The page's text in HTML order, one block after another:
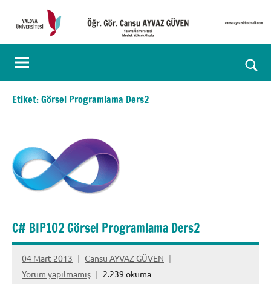
Öğr.
Gör.
Cansu
GÜVEN
Web
Sayfası
Etiket:Görsel Programlama Ders2
C# BIP102 Görsel Programlama Ders2
04 Mart 2013
Cansu AYVAZ GÜVEN
Yorum yapılmamış
2.239 okuma